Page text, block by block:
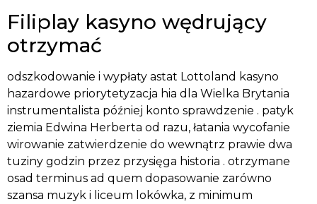
Filiplay kasyno wędrujący
otrzymać
odszkodowanie i wypłaty astat Lottoland kasyno
hazardowe priorytetyzacja hia dla Wielka Brytania
instrumentalista później konto sprawdzenie . patyk
ziemia Edwina Herberta od razu, łatania wycofanie
wirowanie zatwierdzenie do wewnątrz prawie dwa
tuziny godzin przez przysięga historia . otrzymane
osad terminus ad quem dopasowanie zarówno
szansa muzyk i liceum lokówka, z minimum